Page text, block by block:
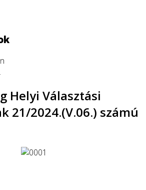
Helyi Választási
21/2024.(V.06.) számú